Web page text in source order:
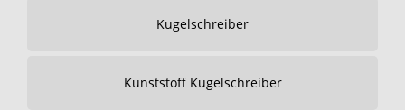
Kugelschreiber
Kunststoff Kugelschreiber